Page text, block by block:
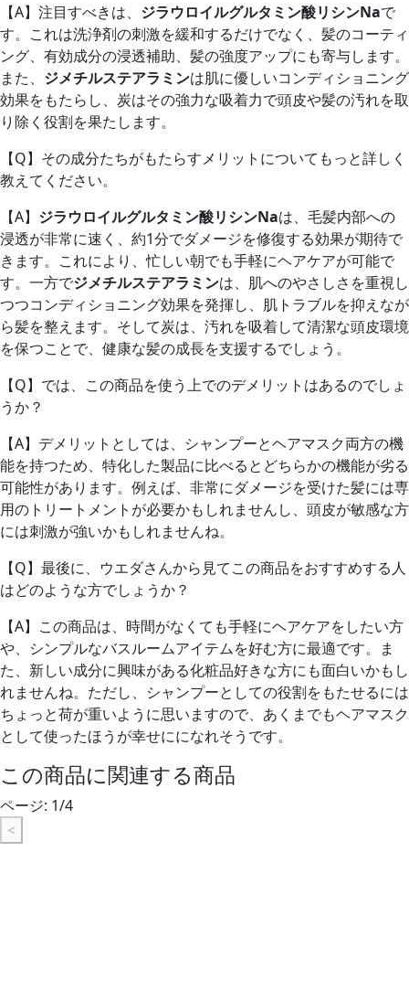
【A】 注目すべきは、 ジラウロイルグルタミン酸リシンNaで
す。これは洗浄剤の刺激を緩和するだけでなく、髪のコーティ
ング、有効成分の浸透補助、髪の強度アップにも寄与します。
また、 ジメチルステアラミンは肌に優しいコンディショニング
効果をもたらし、炭はその強力な吸着力で頭皮や髪の汚れを取
り除く役割を果たします。
【Q】 その成分たちがもたらすメリットについてもっと詳しく
教えてください。
【A】 ジラウロイルグルタミン酸リシンNaは、毛髪内部への
浸透が非常に速く、約1分でダメージを修復する効果が期待で
きます。これにより、忙しい朝でも手軽にヘアケアが可能で
す。一方でジメチルステアラミンは、肌へのやさしさを重視し
つつコンディショニング効果を発揮し、肌トラブルを抑えなが
ら髪を整えます。そして炭は、汚れを吸着して清潔な頭皮環境
を保つことで、健康な髪の成長を支援するでしょう。
【Q】 では、この商品を使う上でのデメリットはあるのでしょ
うか？
【A】 デメリットとしては、シャンプーとヘアマスク両方の機
能を持つため、特化した製品に比べるとどちらかの機能が劣る
可能性があります。例えば、非常にダメージを受けた髪には専
用のトリートメントが必要かもしれませんし、頭皮が敏感な方
には刺激が強いかもしれませんね。
【Q】 最後に、ウエダさんから見てこの商品をおすすめする人
はどのような方でしょうか？
【A】 この商品は、時間がなくても手軽にヘアケアをしたい方
や、シンプルなバスルームアイテムを好む方に最適です。ま
た、新しい成分に興味がある化粧品好きな方にも面白いかもし
れませんね。ただし、シャンプーとしての役割をもたせるには
ちょっと荷が重いように思いますので、あくまでもヘアマスク
として使ったほうが幸せにになれそうです。
この商品に関連する商品
ページ: 1/4
<